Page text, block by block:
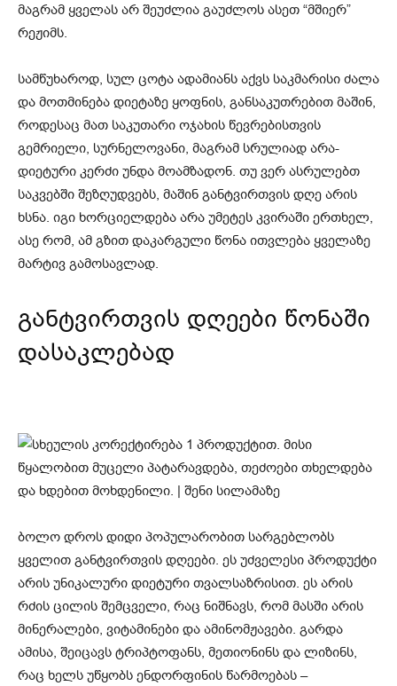
მაგრამ ყველას არ შეუძლია გაუძლოს ასეთ “მშიერ”
რეჟიმს.
სამწუხაროდ, სულ ცოტა ადამიანს აქვს საკმარისი ძალა
და მოთმინება დიეტაზე ყოფნის, განსაკუთრებით მაშინ,
როდესაც მათ საკუთარი ოჯახის წევრებისთვის
გემრიელი, სურნელოვანი, მაგრამ სრულიად არა-
დიეტური კერძი უნდა მოამზადონ. თუ ვერ ასრულებთ
საკვებში შეზღუდვებს, მაშინ განტვირთვის დღე არის
ხსნა. იგი ხორციელდება არა უმეტეს კვირაში ერთხელ,
ასე რომ, ამ გზით დაკარგული წონა ითვლება ყველაზე
მარტივ გამოსავლად.
განტვირთვის დღეები წონაში
დასაკლებად
ბოლო დროს დიდი პოპულარობით სარგებლობს
ყველით განტვირთვის დღეები. ეს უძველესი პროდუქტი
არის უნიკალური დიეტური თვალსაზრისით. ეს არის
რძის ცილის შემცველი, რაც ნიშნავს, რომ მასში არის
მინერალები, ვიტამინები და ამინომჟავები. გარდა
ამისა, შეიცავს ტრიპტოფანს, მეთიონინს და ლიზინს,
რაც ხელს უწყობს ენდორფინის წარმოებას –